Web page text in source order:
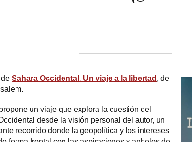
de Sahara Occidental. Un viaje a la libertad , de
un viaje que explora la cuestión del
desde la visión personal del autor, un
recorrido donde la geopolítica y los intereses